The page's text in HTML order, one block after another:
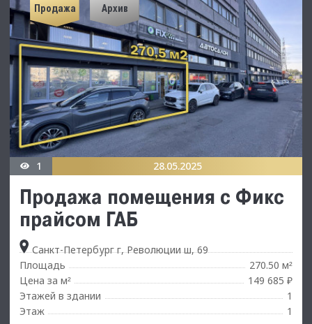
Продажа Архив
1 28.05.2025
Продажа помещения с Фикс
прайсом ГАБ
Санкт-Петербург г, Революции ш, 69
Площадь
270.50 м²
Цена за м²
149 685 ₽
Этажей в здании
1
Этаж
1